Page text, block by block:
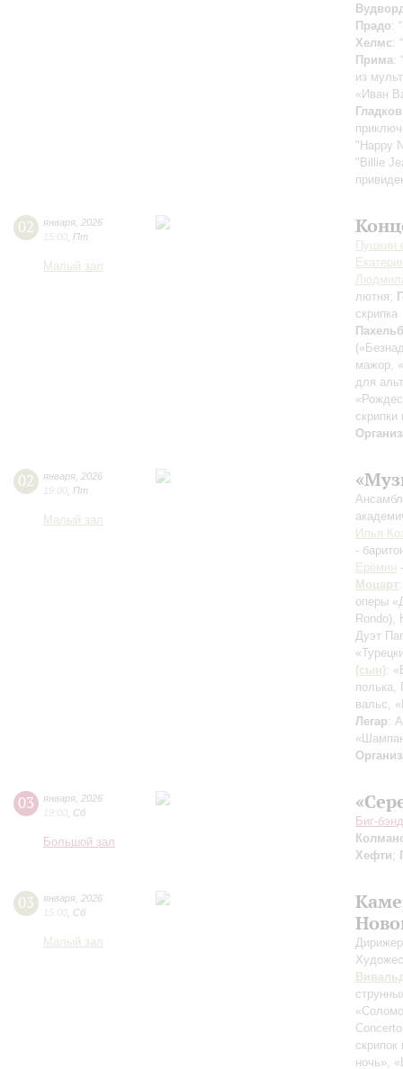
Прадо:
Хелмс:
Прима:
из
«Иван
Гладков
"Happy
"Billie
02 января 2026
15:00 Пт
Малый зал
Пушкин
лютня;
скрипка
мажор,
для
скрипки
02 января 2026
19:00 Пт
Малый зал
Илья
-
Ерёмин
Моцарт
оперы
Rondo),
Дуэт
(сын):
полька,
вальс,
Легар:
03 января 2026
19:00 Сб
Большой зал
Биг-
Хефти;
03 января 2026
15:00 Сб
Малый зал
ночь»,